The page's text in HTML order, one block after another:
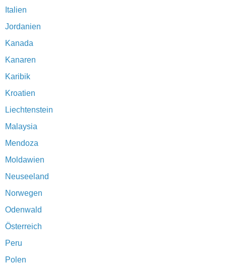
Italien
Jordanien
Kanada
Kanaren
Karibik
Kroatien
Liechtenstein
Malaysia
Mendoza
Moldawien
Neuseeland
Norwegen
Odenwald
Österreich
Peru
Polen